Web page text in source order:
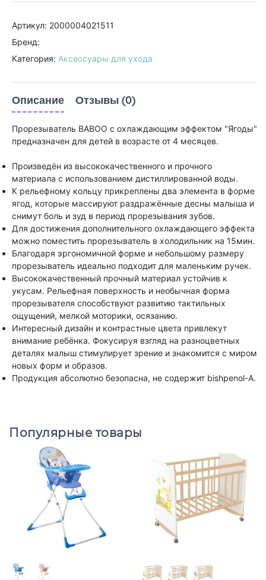
Артикул: 2000004021511
Бренд:
Категория: Аксессуары для ухода
Описание Отзывы (0)
Прорезыватель BABOO с охлаждающим эффектом "Ягоды"
предназначен для детей в возрасте от 4 месяцев.
Произведён из высококачественного и прочного
материала с использованием дистиллированной воды.
К рельефному кольцу прикреплены два элемента в форме
ягод, которые массируют раздражённые десны малыша и
снимут боль и зуд в период прорезывания зубов.
Для достижения дополнительного охлаждающего эффекта
можно поместить прорезыватель в холодильник на 15мин.
Благодаря эргономичной форме и небольшому размеру
прорезыватель идеально подходит для маленьким ручек.
Высококачественный прочный материал устойчив к
укусам. Рельефная поверхность и необычная форма
прорезывателя способствуют развитию тактильных
ощущений, мелкой моторики, осязанию.
Интересный дизайн и контрастные цвета привлекут
внимание ребёнка. Фокусируя взгляд на разноцветных
деталях малыш стимулирует зрение и знакомится с миром
новых форм и образов.
Продукция абсолютно безопасна, не содержит bishpenol-A.
Популярные товары